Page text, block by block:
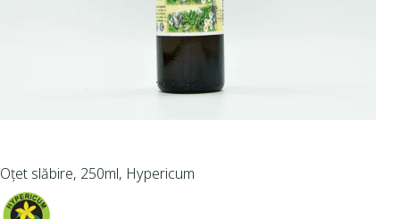
Oțet slăbire, 250ml, Hypericum